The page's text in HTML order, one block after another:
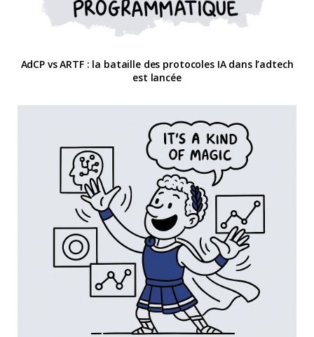
AdCP vs ARTF : la bataille des protocoles IA dans l’adtech
est lancée